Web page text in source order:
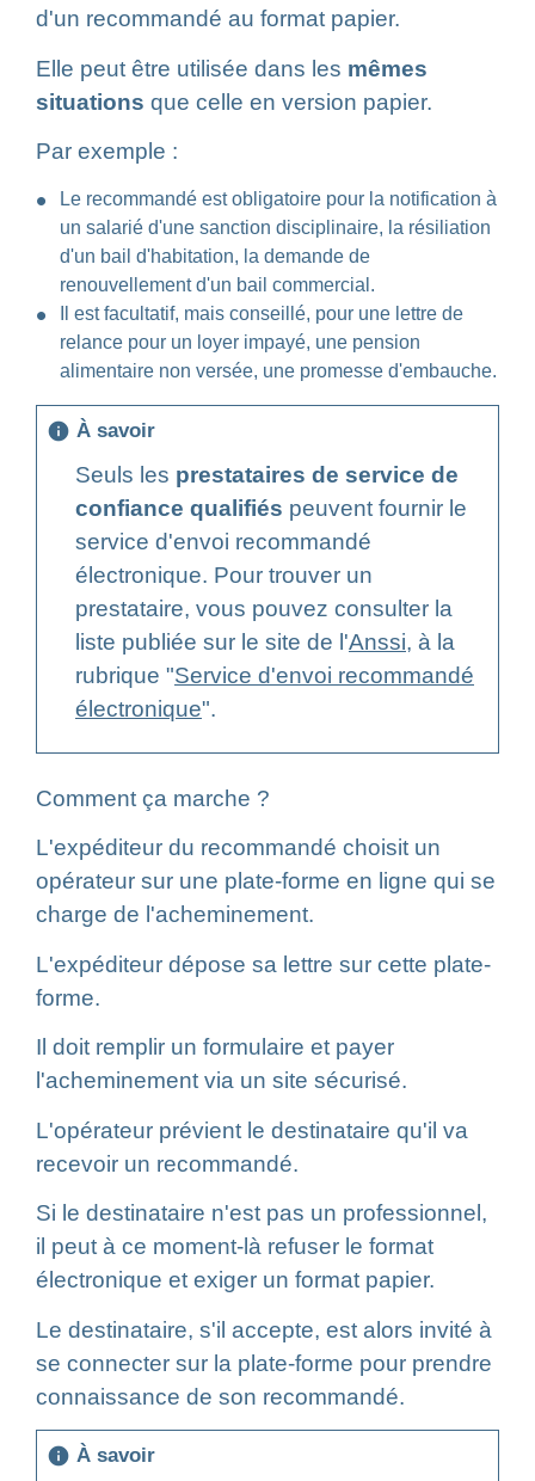
d'un recommandé au format papier.
Elle peut être utilisée dans les mêmes
situations que celle en version papier.
Par exemple :
Le recommandé est obligatoire pour la notification à
un salarié d'une sanction disciplinaire, la résiliation
d'un bail d'habitation, la demande de
renouvellement d'un bail commercial.
Il est facultatif, mais conseillé, pour une lettre de
relance pour un loyer impayé, une pension
alimentaire non versée, une promesse d'embauche.
info À savoir
Seuls les prestataires de service de
confiance qualifiés peuvent fournir le
service d'envoi recommandé
électronique. Pour trouver un
prestataire, vous pouvez consulter la
liste publiée sur le site de l'Anssi, à la
rubrique "Service d'envoi recommandé
électronique".
Comment ça marche ?
L'expéditeur du recommandé choisit un
opérateur sur une plate-forme en ligne qui se
charge de l'acheminement.
L'expéditeur dépose sa lettre sur cette plate-
forme.
Il doit remplir un formulaire et payer
l'acheminement via un site sécurisé.
L'opérateur prévient le destinataire qu'il va
recevoir un recommandé.
Si le destinataire n'est pas un professionnel,
il peut à ce moment-là refuser le format
électronique et exiger un format papier.
Le destinataire, s'il accepte, est alors invité à
se connecter sur la plate-forme pour prendre
connaissance de son recommandé.
info À savoir